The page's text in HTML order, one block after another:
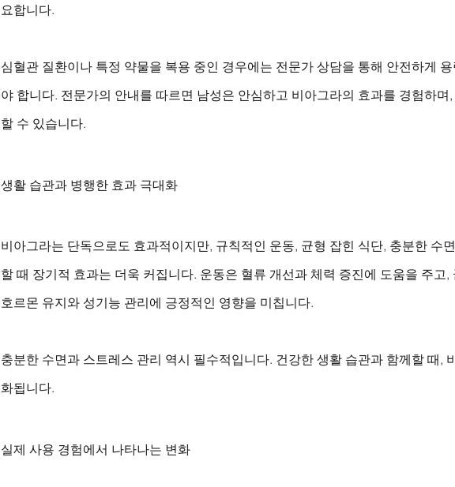
요합니다.
심혈관 질환이나 특정 약물을 복용 중인 경우에는 전문가 상담을 통해 안전하게
야 합니다. 전문가의 안내를 따르면 남성은 안심하고 비아그라의 효과를 경험하며
할 수 있습니다.
생활 습관과 병행한 효과 극대화
비아그라는 단독으로도 효과적이지만, 규칙적인 운동, 균형 잡힌 식단, 충분한 수
할 때 장기적 효과는 더욱 커집니다. 운동은 혈류 개선과 체력 증진에 도움을 주고,
호르몬 유지와 성기능 관리에 긍정적인 영향을 미칩니다.
충분한 수면과 스트레스 관리 역시 필수적입니다. 건강한 생활 습관과 함께할 때,
화됩니다.
실제 사용 경험에서 나타나는 변화